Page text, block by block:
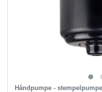
Håndpumpe -